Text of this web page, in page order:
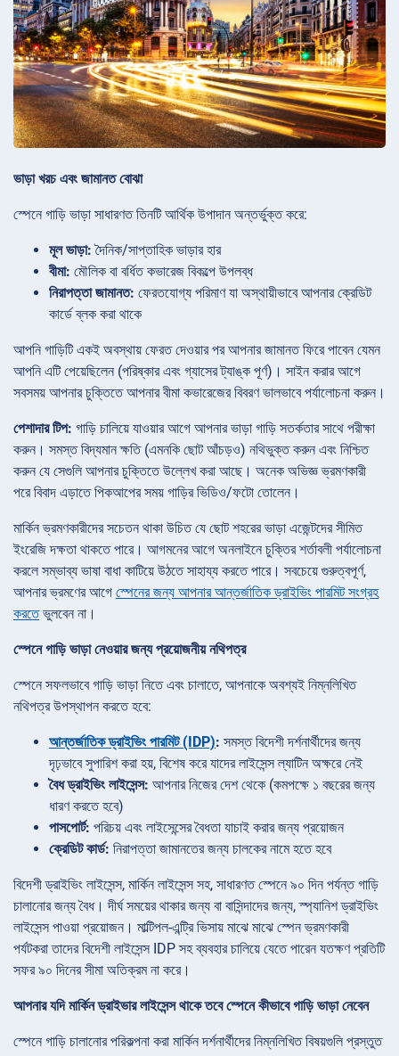
ভাড়া খরচ এবং জামানত বোঝা
স্পেনে গাড়ি ভাড়া সাধারণত তিনটি আর্থিক উপাদান অন্তর্ভুক্ত করে:
মূল ভাড়া:দৈনিক/সাপ্তাহিক ভাড়ার হার
বীমা: মৌলিক বা বর্ধিত কভারেজ বিকল্পে উপলব্ধ
নিরাপত্তা জামানত: ফেরতযোগ্য পরিমাণ যা অস্থায়ীভাবে আপনার ক্রেডিট
কার্ডে ব্লক করা থাকে
আপনি গাড়িটি একই অবস্থায় ফেরত দেওয়ার পর আপনার জামানত ফিরে পাবেন যেমন
আপনি এটি পেয়েছিলেন (পরিষ্কার এবং গ্যাসের ট্যাঙ্ক পূর্ণ)। সাইন করার আগে
সবসময় আপনার চুক্তিতে আপনার বীমা কভারেজের বিবরণ ভালভাবে পর্যালোচনা করুন।
পেশাদার টিপ: গাড়ি চালিয়ে যাওয়ার আগে আপনার ভাড়া গাড়ি সতর্কতার সাথে পরীক্ষা
করুন। সমস্ত বিদ্যমান ক্ষতি (এমনকি ছোট আঁচড়ও) নথিভুক্ত করুন এবং নিশ্চিত
করুন যে সেগুলি আপনার চুক্তিতে উল্লেখ করা আছে। অনেক অভিজ্ঞ ভ্রমণকারী
পরে বিবাদ এড়াতে পিকআপের সময় গাড়ির ভিডিও/ফটো তোলেন।
মার্কিন ভ্রমণকারীদের সচেতন থাকা উচিত যে ছোট শহরের ভাড়া এজেন্টদের সীমিত
ইংরেজি দক্ষতা থাকতে পারে। আগমনের আগে অনলাইনে চুক্তির শর্তাবলী পর্যালোচনা
করলে সম্ভাব্য ভাষা বাধা কাটিয়ে উঠতে সাহায্য করতে পারে। সবচেয়ে গুরুত্বপূর্ণ,
আপনার ভ্রমণের আগে স্পেনের জন্য আপনার আন্তর্জাতিক ড্রাইভিং পারমিট সংগ্রহ
করতেভুলবেন না।
স্পেনে গাড়ি ভাড়া নেওয়ার জন্য প্রয়োজনীয় নথিপত্র
স্পেনে সফলভাবে গাড়ি ভাড়া নিতে এবং চালাতে, আপনাকে অবশ্যই নিম্নলিখিত
নথিপত্র উপস্থাপন করতে হবে:
আন্তর্জাতিক ড্রাইভিং পারমিট (IDP): সমস্ত বিদেশী দর্শনার্থীদের জন্য
দৃঢ়ভাবে সুপারিশ করা হয়, বিশেষ করে যাদের লাইসেন্স ল্যাটিন অক্ষরে নেই
বৈধ ড্রাইভিং লাইসেন্স: আপনার নিজের দেশ থেকে (কমপক্ষে ১ বছরের জন্য
ধারণ করতে হবে)
পাসপোর্ট: পরিচয় এবং লাইসেন্সের বৈধতা যাচাই করার জন্য প্রয়োজন
ক্রেডিট কার্ড: নিরাপত্তা জামানতের জন্য চালকের নামে হতে হবে
বিদেশী ড্রাইভিং লাইসেন্স, মার্কিন লাইসেন্স সহ, সাধারণত স্পেনে ৯০ দিন পর্যন্ত গাড়ি
চালানোর জন্য বৈধ। দীর্ঘ সময়ের থাকার জন্য বা বাসিন্দাদের জন্য, স্প্যানিশ ড্রাইভিং
লাইসেন্স পাওয়া প্রয়োজন। মাল্টিপল-এন্ট্রি ভিসায় মাঝে মাঝে স্পেন ভ্রমণকারী
পর্যটকরা তাদের বিদেশী লাইসেন্স IDP সহ ব্যবহার চালিয়ে যেতে পারেন যতক্ষণ প্রতিটি
সফর ৯০ দিনের সীমা অতিক্রম না করে।
আপনার যদি মার্কিন ড্রাইভার লাইসেন্স থাকে তবে স্পেনে কীভাবে গাড়ি ভাড়া নেবেন
স্পেনে গাড়ি চালানোর পরিকল্পনা করা মার্কিন দর্শনার্থীদের নিম্নলিখিত বিষয়গুলি প্রস্তুত